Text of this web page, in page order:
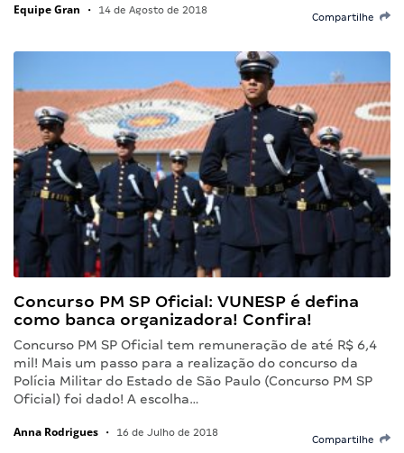
Equipe Gran • 14 de Agosto de 2018
Compartilhe
Concurso PM SP Oficial: VUNESP é defina
como banca organizadora! Confira!
Concurso PM SP Oficial tem remuneração de até R$ 6,4
mil! Mais um passo para a realização do concurso da
Polícia Militar do Estado de São Paulo (Concurso PM SP
Oficial) foi dado! A escolha…
Anna Rodrigues • 16 de Julho de 2018
Compartilhe